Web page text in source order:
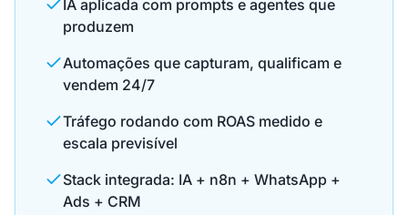
IA aplicada com prompts e agentes que
produzem
Automações que capturam, qualificam e
vendem 24/7
Tráfego rodando com ROAS medido e
escala previsível
Stack integrada: IA + n8n + WhatsApp +
Ads + CRM